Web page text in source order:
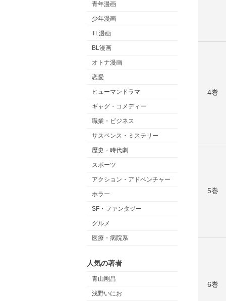
青年漫画
少年漫画
TL漫画
BL漫画
オトナ漫画
恋愛
ヒューマンドラマ
ギャグ・コメディー
職業・ビジネス
サスペンス・ミステリー
歴史・時代劇
スポーツ
アクション・アドベンチャー
ホラー
SF・ファンタジー
グルメ
医療・病院系
人気の著者
青山剛昌
浅野いにお
4巻
5巻
6巻